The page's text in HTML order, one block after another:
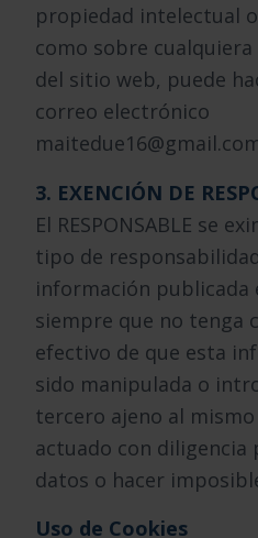
propiedad intelectual
como sobre
del sitio web, puede
correo electrónico
3. EXENCIÓN DE
El RESPONSABLE se
tipo de
información publicada
siempre que no tenga
efectivo de que esta
sido manipulada o
tercero ajeno al
actuado con
datos o hacer
Uso de Cookies